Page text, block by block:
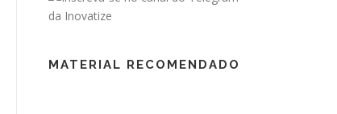
MATERIAL RECOMENDADO